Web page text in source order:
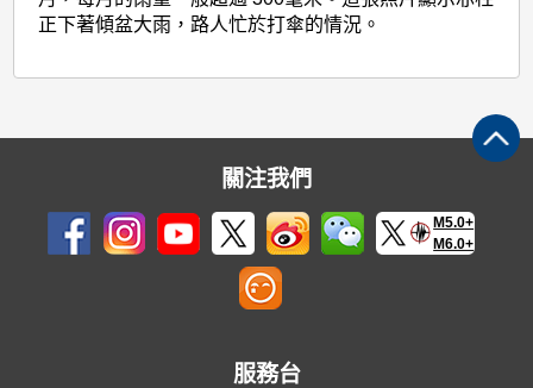
正下著傾盆大雨，路人忙於打傘的情況。
關注我們
M5.0+
M6.0+
服務台